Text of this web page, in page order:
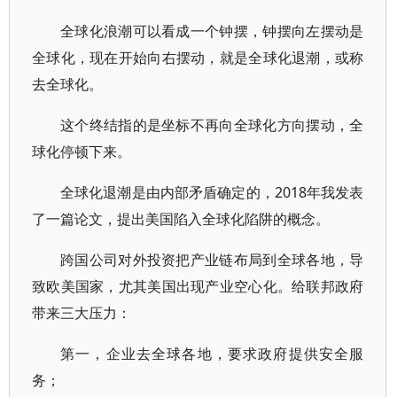
全球化浪潮可以看成一个钟摆，钟摆向左摆动是
全球化，现在开始向右摆动，就是全球化退潮，或称
去全球化。
这个终结指的是坐标不再向全球化方向摆动，全
球化停顿下来。
全球化退潮是由内部矛盾确定的，2018年我发表
了一篇论文，提出美国陷入全球化陷阱的概念。
跨国公司对外投资把产业链布局到全球各地，导
致欧美国家，尤其美国出现产业空心化。给联邦政府
带来三大压力：
第一，企业去全球各地，要求政府提供安全服
务；